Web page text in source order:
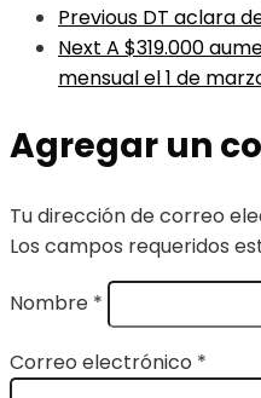
Previous DT aclara
Next A $319.000
mensual el 1 de
Agregar un
Tu dirección de correo
Los campos requeridos
Nombre *
Correo electrónico *